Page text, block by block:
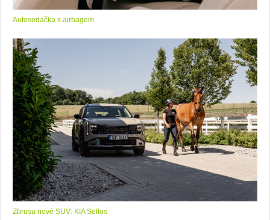
Autosedačka s airbagem
Zbrusu nové SUV: KIA Seltos